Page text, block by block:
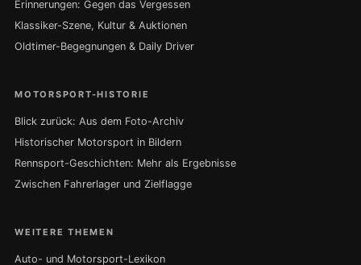
Erinnerungen: Gegen das Vergessen
Klassiker-Szene, Kultur & Auktionen
Oldtimer-Begegnungen & Daily Driver
MOTORSPORT-HISTORIE
Blick zurück: Aus dem Foto-Archiv
Historischer Motorsport in Bildern
Rennsport-Geschichten: Mehr als Ergebnisse
Zwischen Fahrerlager und Zielflagge
WEITERE THEMEN
Auto- und Motorsport-Lexikon